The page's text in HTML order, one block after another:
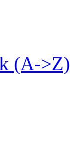
(A->Z)